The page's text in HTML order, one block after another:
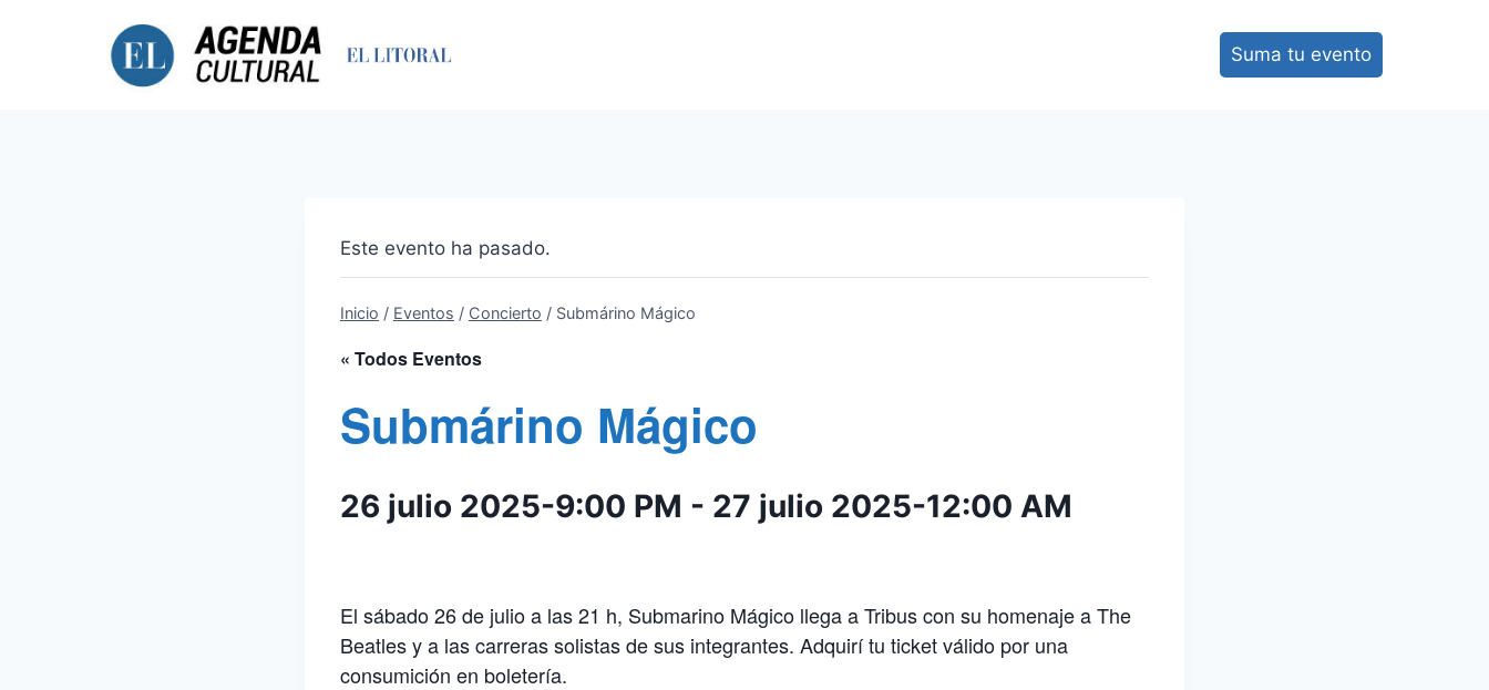
Suma tu evento
Este evento ha pasado.
Inicio / Eventos / Concierto / Submárino Mágico
« Todos Eventos
Submárino Mágico
26 julio 2025-9:00 PM - 27 julio 2025-12:00 AM
El sábado 26 de julio a las 21 h, Submarino Mágico llega a Tribus con su homenaje a The
Beatles y a las carreras solistas de sus integrantes. Adquirí tu ticket válido por una
consumición en boletería.